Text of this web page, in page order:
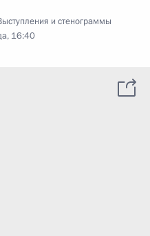
и стенограммы
16:40